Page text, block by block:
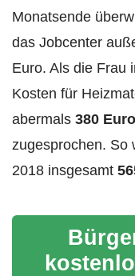
Monatsende
das Jobcenter
Euro. Als die Frau
Kosten für
abermals 380 Euro
zugesprochen. So
2018 insgesamt